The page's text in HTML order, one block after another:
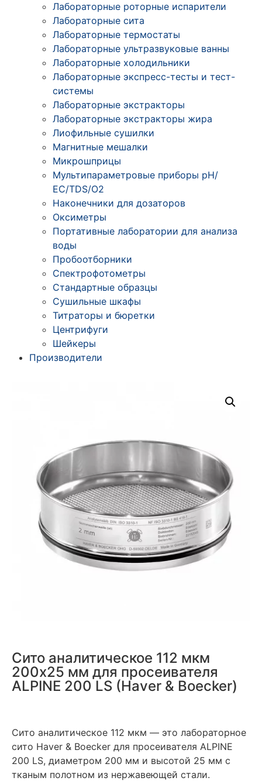
Лабораторные роторные испарители
Лабораторные сита
Лабораторные термостаты
Лабораторные ультразвуковые ванны
Лабораторные холодильники
Лабораторные экспресс-тесты и тест-
системы
Лабораторные экстракторы
Лабораторные экстракторы жира
Лиофильные сушилки
Магнитные мешалки
Микрошприцы
Мультипараметровые приборы рН/
ЕС/TDS/О2
Наконечники для дозаторов
Оксиметры
Портативные лаборатории для анализа
воды
Пробоотборники
Спектрофотометры
Стандартные образцы
Сушильные шкафы
Титраторы и бюретки
Центрифуги
Шейкеры
Производители
Сито аналитическое 112 мкм
200х25 мм для просеивателя
ALPINE 200 LS (Haver & Boecker)
Сито аналитическое 112 мкм — это лабораторное
сито Haver & Boecker для просеивателя ALPINE
200 LS, диаметром 200 мм и высотой 25 мм с
тканым полотном из нержавеющей стали.